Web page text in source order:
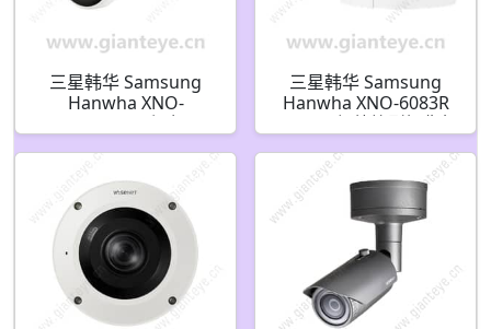
三星韩华 Samsung
Hanwha XNO-
6083R/KEX X 系列 2MP
三星韩华 Samsung
Hanwha XNO-6083R
2MP AI 红外筒型摄像机